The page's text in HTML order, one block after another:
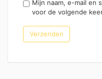
Mijn naam, e-mail en
voor de volgende